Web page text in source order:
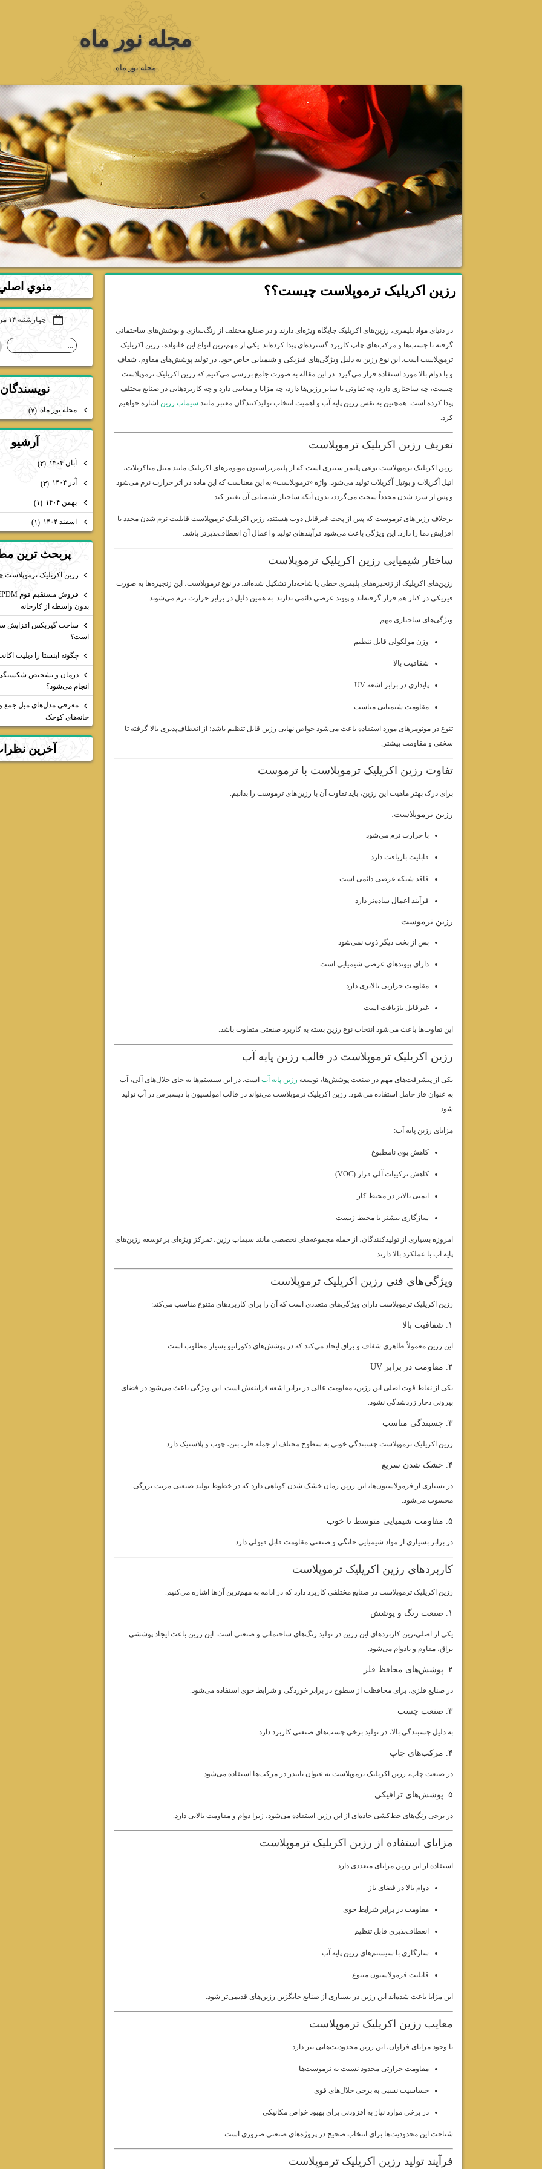
مجله نور ماه
مجله نور ماه
رزین اکریلیک ترموپلاست چیست؟؟
در دنیای مواد پلیمری، رزین‌های اکریلیک جایگاه ویژه‌ای دارند و در صنایع مختلف از رنگ‌سازی و پوشش‌های ساختمانی
گرفته تا چسب‌ها و مرکب‌های چاپ کاربرد گسترده‌ای پیدا کرده‌اند. یکی از مهم‌ترین انواع این خانواده، رزین اکریلیک
ترموپلاست است. این نوع رزین به دلیل ویژگی‌های فیزیکی و شیمیایی خاص خود، در تولید پوشش‌های مقاوم، شفاف
و با دوام بالا مورد استفاده قرار می‌گیرد. در این مقاله به صورت جامع بررسی می‌کنیم که رزین اکریلیک ترموپلاست
چیست، چه ساختاری دارد، چه تفاوتی با سایر رزین‌ها دارد، چه مزایا و معایبی دارد و چه کاربردهایی در صنایع مختلف
پیدا کرده است. همچنین به نقش رزین پایه آب و اهمیت انتخاب تولیدکنندگان معتبر مانند سیماب رزین اشاره خواهیم
کرد.
تعریف رزین اکریلیک ترموپلاست
رزین اکریلیک ترموپلاست نوعی پلیمر سنتزی است که از پلیمریزاسیون مونومرهای اکریلیک مانند متیل متاکریلات،
اتیل آکریلات و بوتیل آکریلات تولید می‌شود. واژه «ترموپلاست» به این معناست که این ماده در اثر حرارت نرم می‌شود
و پس از سرد شدن مجدداً سخت می‌گردد، بدون آنکه ساختار شیمیایی آن تغییر کند.
برخلاف رزین‌های ترموست که پس از پخت غیرقابل ذوب هستند، رزین اکریلیک ترموپلاست قابلیت نرم شدن مجدد با
افزایش دما را دارد. این ویژگی باعث می‌شود فرآیندهای تولید و اعمال آن انعطاف‌پذیرتر باشد.
ساختار شیمیایی رزین اکریلیک ترموپلاست
رزین‌های اکریلیک از زنجیره‌های پلیمری خطی یا شاخه‌دار تشکیل شده‌اند. در نوع ترموپلاست، این زنجیره‌ها به صورت
فیزیکی در کنار هم قرار گرفته‌اند و پیوند عرضی دائمی ندارند. به همین دلیل در برابر حرارت نرم می‌شوند.
ویژگی‌های ساختاری مهم:
وزن مولکولی قابل تنظیم
شفافیت بالا
پایداری در برابر اشعه UV
مقاومت شیمیایی مناسب
تنوع در مونومرهای مورد استفاده باعث می‌شود خواص نهایی رزین قابل تنظیم باشد؛ از انعطاف‌پذیری بالا گرفته تا
سختی و مقاومت بیشتر.
تفاوت رزین اکریلیک ترموپلاست با ترموست
برای درک بهتر ماهیت این رزین، باید تفاوت آن با رزین‌های ترموست را بدانیم.
رزین ترموپلاست:
با حرارت نرم می‌شود
قابلیت بازیافت دارد
فاقد شبکه عرضی دائمی است
فرآیند اعمال ساده‌تر دارد
رزین ترموست:
پس از پخت دیگر ذوب نمی‌شود
دارای پیوندهای عرضی شیمیایی است
مقاومت حرارتی بالاتری دارد
غیرقابل بازیافت است
این تفاوت‌ها باعث می‌شود انتخاب نوع رزین بسته به کاربرد صنعتی متفاوت باشد.
رزین اکریلیک ترموپلاست در قالب رزین پایه آب
یکی از پیشرفت‌های مهم در صنعت پوشش‌ها، توسعه رزین پایه آب است. در این سیستم‌ها به جای حلال‌های آلی، آب
به عنوان فاز حامل استفاده می‌شود. رزین اکریلیک ترموپلاست می‌تواند در قالب امولسیون یا دیسپرس در آب تولید
شود.
مزایای رزین پایه آب:
کاهش بوی نامطبوع
کاهش ترکیبات آلی فرار (VOC)
ایمنی بالاتر در محیط کار
سازگاری بیشتر با محیط زیست
امروزه بسیاری از تولیدکنندگان، از جمله مجموعه‌های تخصصی مانند سیماب رزین، تمرکز ویژه‌ای بر توسعه رزین‌های
پایه آب با عملکرد بالا دارند.
ویژگی‌های فنی رزین اکریلیک ترموپلاست
رزین اکریلیک ترموپلاست دارای ویژگی‌های متعددی است که آن را برای کاربردهای متنوع مناسب می‌کند:
۱. شفافیت بالا
این رزین معمولاً ظاهری شفاف و براق ایجاد می‌کند که در پوشش‌های دکوراتیو بسیار مطلوب است.
۲. مقاومت در برابر UV
یکی از نقاط قوت اصلی این رزین، مقاومت عالی در برابر اشعه فرابنفش است. این ویژگی باعث می‌شود در فضای
بیرونی دچار زردشدگی نشود.
۳. چسبندگی مناسب
رزین اکریلیک ترموپلاست چسبندگی خوبی به سطوح مختلف از جمله فلز، بتن، چوب و پلاستیک دارد.
۴. خشک شدن سریع
در بسیاری از فرمولاسیون‌ها، این رزین زمان خشک شدن کوتاهی دارد که در خطوط تولید صنعتی مزیت بزرگی
محسوب می‌شود.
۵. مقاومت شیمیایی متوسط تا خوب
در برابر بسیاری از مواد شیمیایی خانگی و صنعتی مقاومت قابل قبولی دارد.
کاربردهای رزین اکریلیک ترموپلاست
رزین اکریلیک ترموپلاست در صنایع مختلفی کاربرد دارد که در ادامه به مهم‌ترین آن‌ها اشاره می‌کنیم.
۱. صنعت رنگ و پوشش
یکی از اصلی‌ترین کاربردهای این رزین در تولید رنگ‌های ساختمانی و صنعتی است. این رزین باعث ایجاد پوششی
براق، مقاوم و بادوام می‌شود.
۲. پوشش‌های محافظ فلز
در صنایع فلزی، برای محافظت از سطوح در برابر خوردگی و شرایط جوی استفاده می‌شود.
۳. صنعت چسب
به دلیل چسبندگی بالا، در تولید برخی چسب‌های صنعتی کاربرد دارد.
۴. مرکب‌های چاپ
در صنعت چاپ، رزین اکریلیک ترموپلاست به عنوان بایندر در مرکب‌ها استفاده می‌شود.
۵. پوشش‌های ترافیکی
در برخی رنگ‌های خط‌کشی جاده‌ای از این رزین استفاده می‌شود، زیرا دوام و مقاومت بالایی دارد.
مزایای استفاده از رزین اکریلیک ترموپلاست
استفاده از این رزین مزایای متعددی دارد:
دوام بالا در فضای باز
مقاومت در برابر شرایط جوی
انعطاف‌پذیری قابل تنظیم
سازگاری با سیستم‌های رزین پایه آب
قابلیت فرمولاسیون متنوع
این مزایا باعث شده‌اند این رزین در بسیاری از صنایع جایگزین رزین‌های قدیمی‌تر شود.
معایب رزین اکریلیک ترموپلاست
با وجود مزایای فراوان، این رزین محدودیت‌هایی نیز دارد:
مقاومت حرارتی محدود نسبت به ترموست‌ها
حساسیت نسبی به برخی حلال‌های قوی
در برخی موارد نیاز به افزودنی برای بهبود خواص مکانیکی
شناخت این محدودیت‌ها برای انتخاب صحیح در پروژه‌های صنعتی ضروری است.
فرآیند تولید رزین اکریلیک ترموپلاست
منوي
چهارشنبه ۱۴ مرداد ۰۵
نويسندگان
مجله نور ماه (۷)
آرشيو
آبان ۱۴۰۴ (۲)
آذر ۱۴۰۴ (۳)
بهمن ۱۴۰۴ (۱)
اسفند ۱۴۰۴ (۱)
پربحث ترين
رزین اکریلیک
بدون واسطه از کارخانه
ساخت گیربکس افزایش
است؟
چگونه اینستا را دیلیت
درمان و تشخیص
انجام می‌شود؟
معرفی مدل‌های مبل جمع
خانه‌های کوچک
آخرين